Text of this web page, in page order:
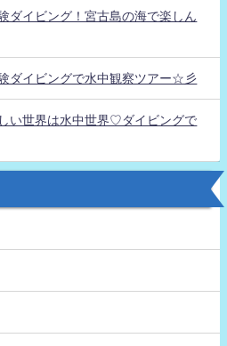
ダイビング！宮古島の海で楽しん
ダイビングで水中観察ツアー☆彡
い世界は水中世界♡ダイビングで